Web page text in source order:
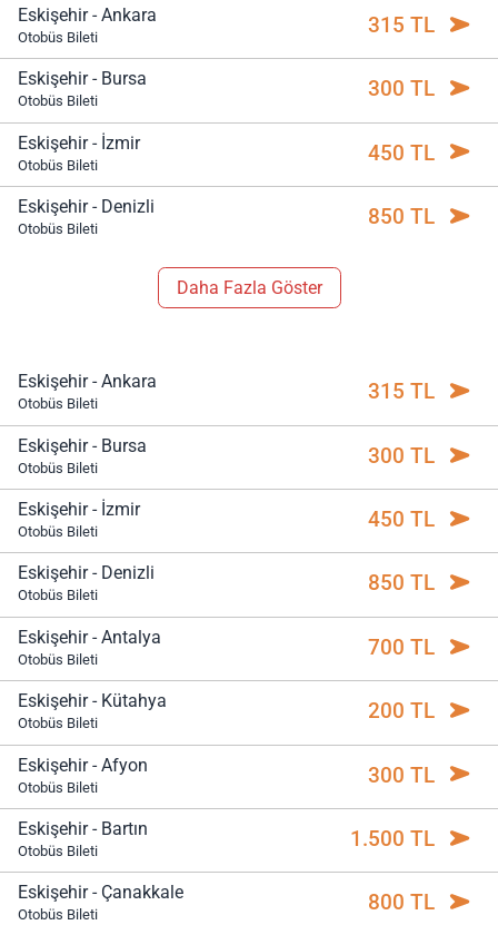
Eskişehir - Ankara
Otobüs Bileti 315 TL
Eskişehir - Bursa
Otobüs Bileti 300 TL
Eskişehir - İzmir
Otobüs Bileti 450 TL
Eskişehir - Denizli
Otobüs Bileti 850 TL
Daha Fazla Göster
Eskişehir - Ankara
Otobüs Bileti 315 TL
Eskişehir - Bursa
Otobüs Bileti 300 TL
Eskişehir - İzmir
Otobüs Bileti 450 TL
Eskişehir - Denizli
Otobüs Bileti 850 TL
Eskişehir - Antalya
Otobüs Bileti 700 TL
Eskişehir - Kütahya
Otobüs Bileti 200 TL
Eskişehir - Afyon
Otobüs Bileti 300 TL
Eskişehir - Bartın
Otobüs Bileti 1.500 TL
Eskişehir - Çanakkale
Otobüs Bileti 800 TL